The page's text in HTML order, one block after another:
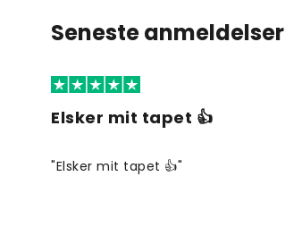
Seneste anmeldelser
Elsker mit tapet 👍
"Elsker mit tapet 👍"